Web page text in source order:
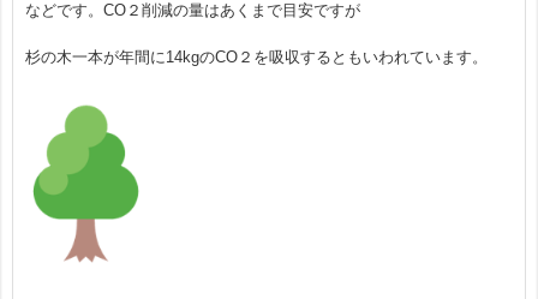
などです。CO２削減の量はあくまで目安ですが
杉の木一本が年間に14kgのCO２を吸収するともいわれています。